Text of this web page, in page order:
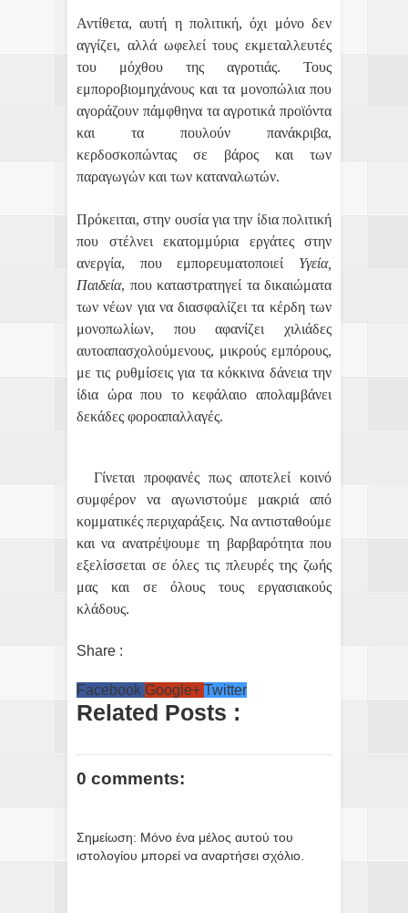
Αντίθετα, αυτή η πολιτική, όχι μόνο δεν
αγγίζει, αλλά ωφελεί τους εκμεταλλευτές
του μόχθου της αγροτιάς. Τους
εμποροβιομηχάνους και τα μονοπώλια που
αγοράζουν πάμφθηνα τα αγροτικά προϊόντα
και τα πουλούν πανάκριβα,
κερδοσκοπώντας σε βάρος και των
παραγωγών και των καταναλωτών.
Πρόκειται, στην ουσία για την ίδια πολιτική
που στέλνει εκατομμύρια εργάτες στην
ανεργία, που εμπορευματοποιεί Υγεία,
Παιδεία, που καταστρατηγεί τα δικαιώματα
των νέων για να διασφαλίζει τα κέρδη των
μονοπωλίων, που αφανίζει χιλιάδες
αυτοαπασχολούμενους, μικρούς εμπόρους,
με τις ρυθμίσεις για τα κόκκινα δάνεια την
ίδια ώρα που το κεφάλαιο απολαμβάνει
δεκάδες φοροαπαλλαγές.
Γίνεται προφανές πως αποτελεί κοινό
συμφέρον να αγωνιστούμε μακριά από
κομματικές περιχαράξεις. Να αντισταθούμε
και να ανατρέψουμε τη βαρβαρότητα που
εξελίσσεται σε όλες τις πλευρές της ζωής
μας και σε όλους τους εργασιακούς
κλάδους.
Share :
Facebook Google+ Twitter
Related Posts :
0 comments:
Σημείωση: Μόνο ένα μέλος αυτού του
ιστολογίου μπορεί να αναρτήσει σχόλιο.